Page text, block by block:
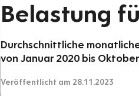
Belastung
Durchschnittliche
von Januar 2020 bis
Veröffentlicht am 28.11.2023